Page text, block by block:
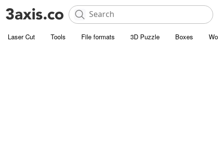
Laser Cut Tools File formats 3D Puzzle Boxes